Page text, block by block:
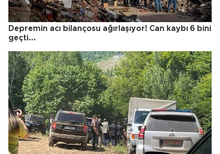
Depremin acı bilançosu ağırlaşıyor! Can kaybı 6 bini
geçti...